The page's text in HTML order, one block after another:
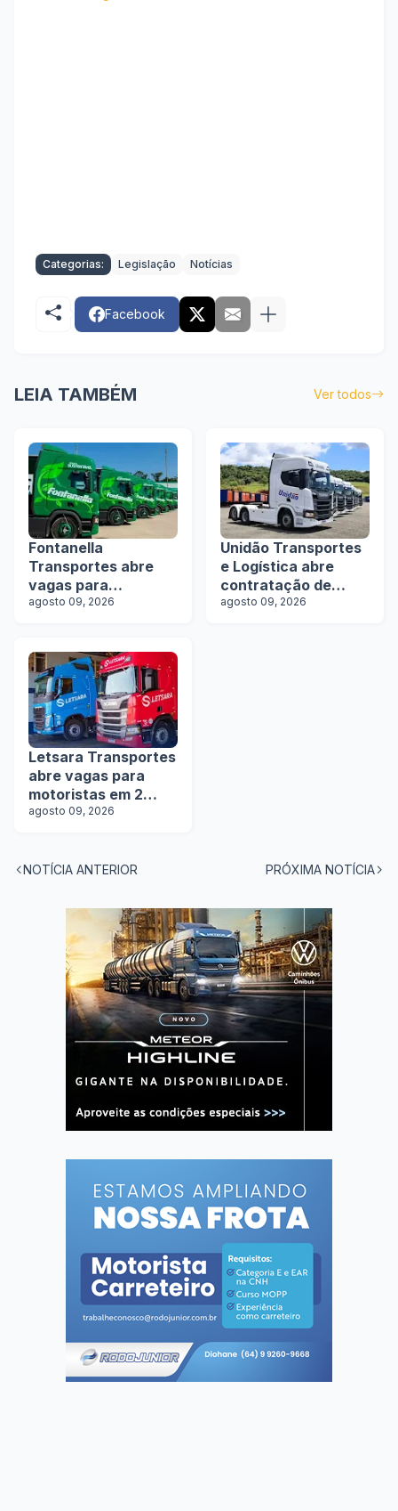
Categorias: Legislação Notícias
Facebook
LEIA TAMBÉM Ver todos
Fontanella
Transportes abre
vagas para
motoristas de
agosto 09, 2026
Unidão Transportes
e Logística abre
contratação de
motoristas com e
agosto 09, 2026
Letsara Transportes
abre vagas para
motoristas em 2
estados
agosto 09, 2026
NOTÍCIA ANTERIOR PRÓXIMA NOTÍCIA